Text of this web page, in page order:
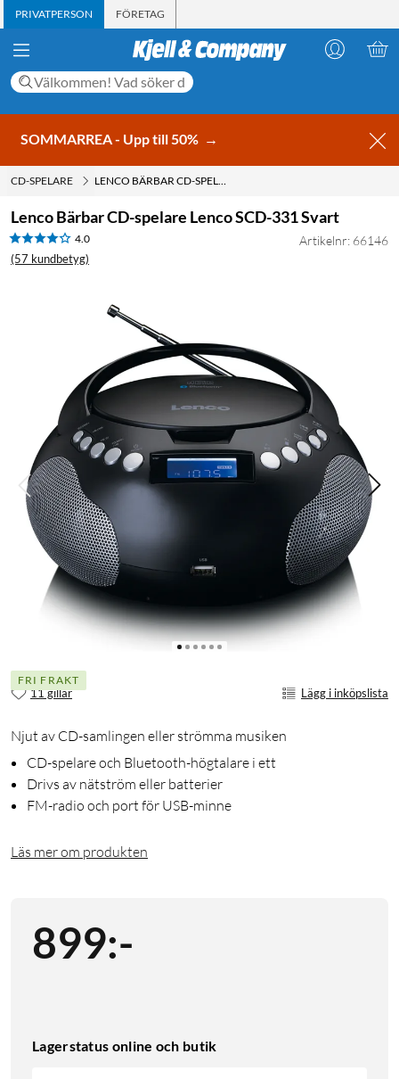
PRIVATPERSON FÖRETAG
SOMMARREA - Upp till 50% →
CD-SPELARE LENCO BÄRBAR CD-SPELARE LENCO SCD-331 SVART
Lenco Bärbar CD-spelare Lenco SCD-331 Svart
4.0
(57 kundbetyg)
Artikelnr: 66146
FRI FRAKT
11 gillar Lägg i inköpslista
Njut av CD-samlingen eller strömma musiken
CD-spelare och Bluetooth-högtalare i ett
Drivs av nätström eller batterier
FM-radio och port för USB-minne
Läs mer om produkten
899:-
Lagerstatus online och butik